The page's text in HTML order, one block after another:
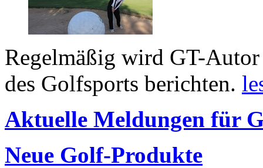
Regelmäßig wird GT-
des Golfsports berichten.
Aktuelle Meldungen für
Neue Golf-Produkte